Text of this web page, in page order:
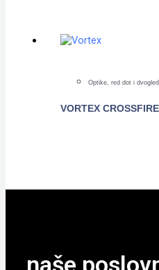
Optike, red dot i
VORTEX